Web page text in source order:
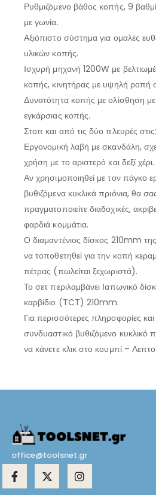
Ρυθμιζόμενο βάθος κοπής, 9
με γωνία.
Αξιόπιστο σύστημα για ομαλές
υλικών κοπής.
Ισχυρή μηχανή 1200W με
κοπής, κινητήρας με υψηλή ροπή
Δυνατότητα κοπής με ολίσθηση
εγκάρσιας κοπής.
Στοπ και από τις δύο πλευρές
Εργονομική λαβή με σκανδάλη,
χρήση με το αριστερό και δεξί χέρι.
Αν χρησιμοποιηθεί με τον πάγκο
βυθιζόμενα κυκλικά πριόνια, θα
πραγματοποιείτε διαδοχικές,
φαρδιά κομμάτια.
Ο διαμαντένιος δίσκος 210mm
να τοποθετηθεί για την κοπή
πέτρας (πωλείται ξεχωριστά).
Το σετ περιλαμβάνει Ιαπωνικό
καρβίδιο (TCT) 210mm.
Για περισσότερες πληροφορίες
συνδυαστικό βυθιζόμενο κυκλικό
να κάνετε κλικ στο κουμπί –
office@toolsnet.gr